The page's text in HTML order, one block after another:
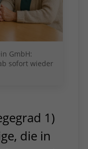
GmbH:
sofort wieder
1)
die in